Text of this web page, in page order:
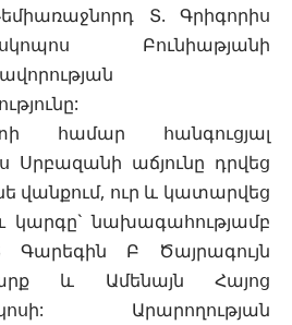
Տ. Գրիգորիս
Բունիաթյանի
համար հանգուցյալ
Սրբազանի աճյունը դրվեց
վանքում, ուր և կատարվեց
կարգը` նախագահությամբ
Գարեգին Բ Ծայրագույն
և Ամենայն Հայոց
Արարողության